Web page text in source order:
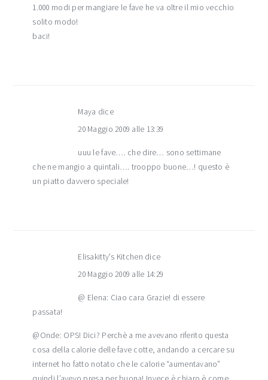
1.000 modi per mangiare le fave he va oltre il mio vecchio
solito modo!
baci!
Maya dice
20 Maggio 2009 alle 13:39
uuu le fave…. che dire… sono settimane
che ne mangio a quintali…. trooppo buone…! questo è
un piatto davvero speciale!
Elisakitty's Kitchen dice
20 Maggio 2009 alle 14:29
@ Elena: Ciao cara Grazie! di essere
passata!
@Onde: OPS! Dici? Perchè a me avevano riferito questa
cosa della calorie delle fave cotte, andando a cercare su
internet ho fatto notato che le calorie “aumentavano”